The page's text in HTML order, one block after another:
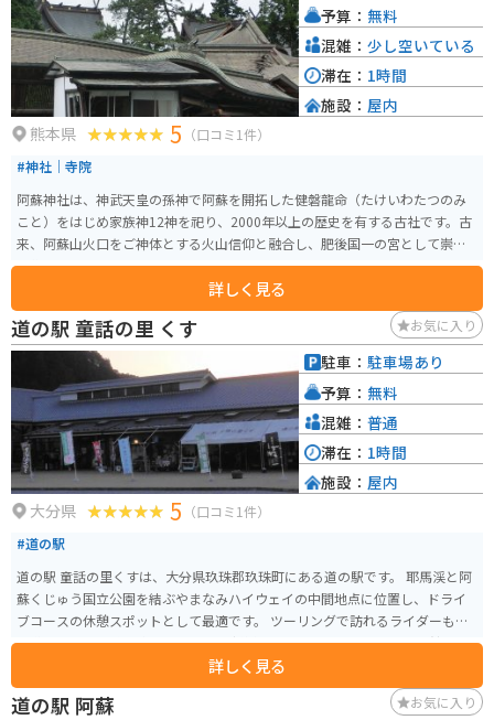
熊本県 5 （口コミ1件）
#神社｜寺院
阿蘇神社は、神武天皇の孫神で阿蘇を開拓した健磐龍命（たけいわたつのみ
こと）をはじめ家族神12神を祀り、2000年以上の歴史を有する古社です。古
来、阿蘇山火口をご神体とする火山信仰と融合し、肥後国一の宮として崇敬
を集めてきました。
詳しく見る
予算： 無料
混雑： 少し空いている
滞在： 1時間
施設： 屋内
道の駅 童話の里 くす お気に入り
大分県 5 （口コミ1件）
#道の駅
道の駅 童話の里くすは、大分県玖珠郡玖珠町にある道の駅です。 耶馬渓と阿
蘇くじゅう国立公園を結ぶやまなみハイウェイの中間地点に位置し、ドライ
ブコースの休憩スポットとして最適です。 ツーリングで訪れるライダーも多
い道の駅です。 施設内には、地元の新鮮な野菜や果物を販売する物産館や、
玖珠町の特産品を使った料理が楽しめるレストランがあります。 特産品は、
豊後牛や、しいたけ、高原野菜などがあります。 また、道の駅の隣には、童
話の世界をテーマにしたメルヘンパークがあり、子供から大人まで楽しむこ
詳しく見る
駐車： 駐車場あり
予算： 無料
混雑： 普通
滞在： 1時間
施設： 屋内
道の駅 阿蘇 お気に入り